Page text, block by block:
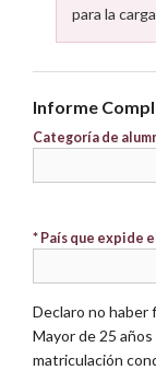
para la
Informe
Categoría de
* País que expide
Declaro no haber
Mayor de 25
matriculación